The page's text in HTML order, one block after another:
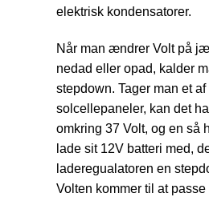
elektrisk kondensatorer.
Når man ændrer Volt på
nedad eller opad, kalder
stepdown. Tager man et
solcellepaneler, kan det
omkring 37 Volt, og en så
lade sit 12V batteri med,
laderegualatoren en
Volten kommer til at